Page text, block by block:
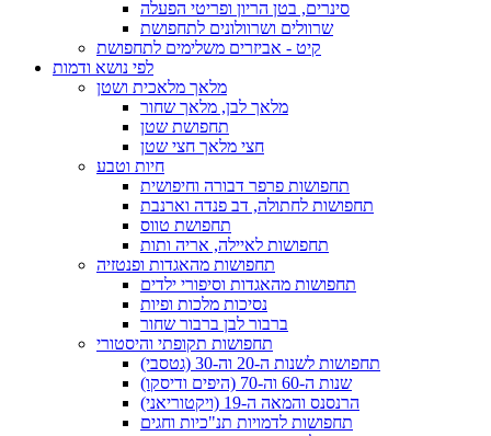
סינרים, בטן הריון ופריטי הפעלה
שרוולים ושרוולונים לתחפושת
קיט - אביזרים משלימים לתחפושת
לפי נושא ודמות
מלאך מלאכית ושטן
מלאך לבן, מלאך שחור
תחפושת שטן
חצי מלאך חצי שטן
חיות וטבע
תחפושות פרפר דבורה וחיפושית
תחפושות לחתולה, דב פנדה וארנבת
תחפושת טווס
תחפושות לאיילה, אריה ותות
תחפושות מהאגדות ופנטזיה
תחפושות מהאגדות וסיפורי ילדים
נסיכות מלכות ופיות
ברבור לבן ברבור שחור
תחפושות תקופתי והיסטורי
תחפושות לשנות ה-20 וה-30 (גטסבי)
שנות ה-60 וה-70 (היפים ודיסקו)
הרנסנס והמאה ה-19 (ויקטוריאני)
תחפושות לדמויות תנ"כיות וחגים